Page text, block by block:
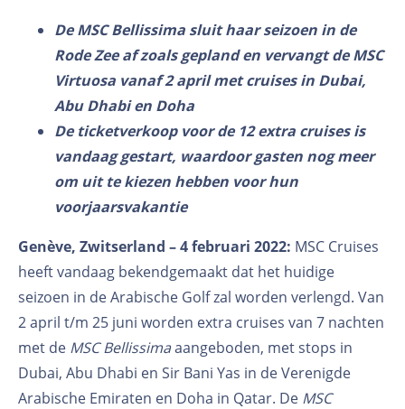
De MSC Bellissima sluit haar seizoen in de
Rode Zee af zoals gepland en vervangt de MSC
Virtuosa vanaf 2 april met cruises in Dubai,
Abu Dhabi en Doha
De ticketverkoop voor de 12 extra cruises is
vandaag gestart, waardoor gasten nog meer
om uit te kiezen hebben voor hun
voorjaarsvakantie
Genève, Zwitserland – 4 februari 2022: MSC Cruises
heeft vandaag bekendgemaakt dat het huidige
seizoen in de Arabische Golf zal worden verlengd. Van
2 april t/m 25 juni worden extra cruises van 7 nachten
met de MSC Bellissimaaangeboden, met stops in
Dubai, Abu Dhabi en Sir Bani Yas in de Verenigde
Arabische Emiraten en Doha in Qatar. De MSC